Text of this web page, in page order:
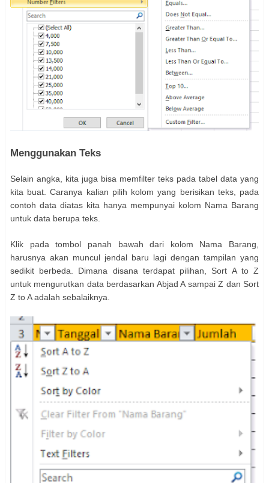
Menggunakan Teks
Selain angka, kita juga bisa memfilter teks pada tabel data yang
kita buat. Caranya kalian pilih kolom yang berisikan teks, pada
contoh data diatas kita hanya mempunyai kolom Nama Barang
untuk data berupa teks.
Klik pada tombol panah bawah dari kolom Nama Barang,
harusnya akan muncul jendal baru lagi dengan tampilan yang
sedikit berbeda. Dimana disana terdapat pilihan, Sort A to Z
untuk mengurutkan data berdasarkan Abjad A sampai Z dan Sort
Z to A adalah sebalaiknya.